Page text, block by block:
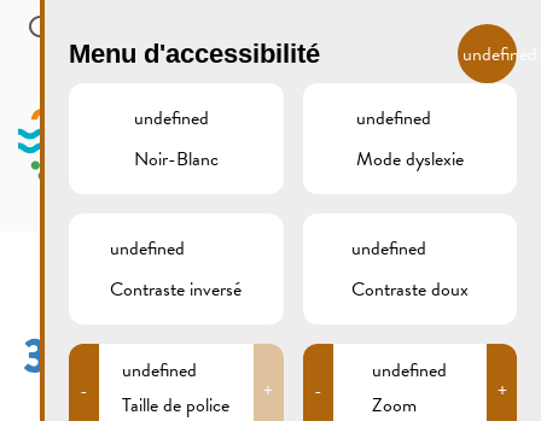
Skip to main content
MENU
309B9797
Menu d'accessibilité undefined
undefined
Noir-Blanc
undefined
Mode dyslexie
undefined
Contraste inversé
undefined
Contraste doux
-
undefined
Taille de police
+ -
undefined
Zoom
+